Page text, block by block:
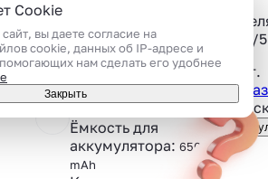
мармеладных
червячков
Аккумулятор:
Ёмкость для
аккумулятора: 650
mАh
г.
34Б/5
4 шт.
Cookie
вы даете согласие на
cookie, данных об IP-адресе и
нам сделать его удобнее
Закрыть